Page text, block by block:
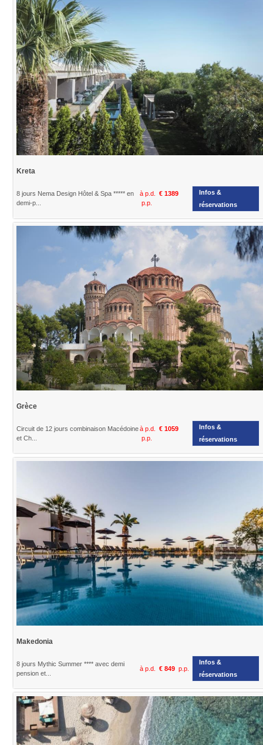
Kreta
8 jours Nema Design Hôtel & Spa ***** en
demi-p...
à p.d.
€ 1389
p.p.
Infos &
réservations
Grèce
Circuit de 12 jours combinaison Macédoine
et Ch...
à p.d.
€ 1059
p.p.
Infos &
réservations
Makedonia
8 jours Mythic Summer **** avec demi
pension et...
à p.d. € 849 p.p.
Infos &
réservations